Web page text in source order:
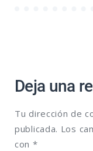
Deja una
Tu dirección de
publicada. Los
con *